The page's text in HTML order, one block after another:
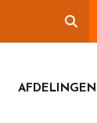
AFDELINGEN